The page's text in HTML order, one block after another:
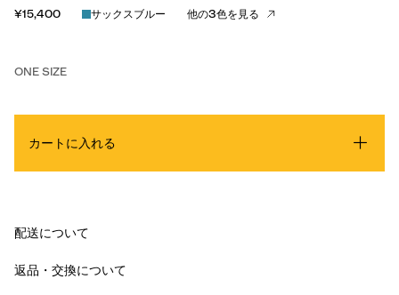
¥15,400 サックスブルー 他の3色を見る
ONE SIZE
カートに入れる
配送について
返品・交換について